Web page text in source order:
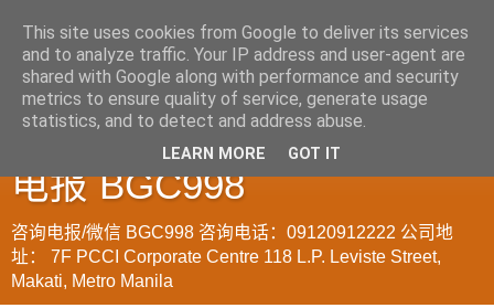
菲律宾998VISA移民公司
WWW.SRRV.DE 咨询微信/
电报 BGC998
咨询电报/微信 BGC998 咨询电话：09120912222 公司地
址： 7F PCCI Corporate Centre 118 L.P. Leviste Street,
Makati, Metro Manila
This site uses cookies from Google to deliver its services
and to analyze traffic. Your IP address and user-agent are
shared with Google along with performance and security
metrics to ensure quality of service, generate usage
statistics, and to detect and address abuse.
LEARN MORE GOT IT